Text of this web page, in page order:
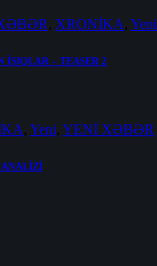
, XRONİKA, Yeni
İŞIQLAR – TEASER 2
, Yeni, YENİ XƏBƏR
ANALİZİ